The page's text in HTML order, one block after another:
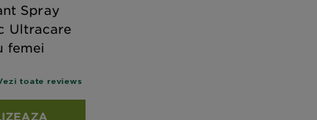
Spray
Ultracare
femei
toate reviews